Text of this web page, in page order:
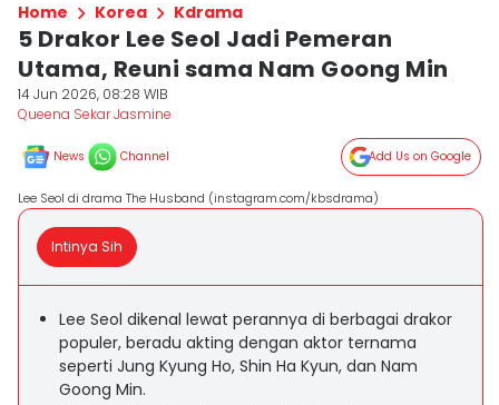
Home Korea Kdrama
5 Drakor Lee Seol Jadi Pemeran
Utama, Reuni sama Nam Goong Min
14 Jun 2026, 08:28 WIB
Queena Sekar Jasmine
News Channel Add Us on Google
Lee Seol di drama The Husband (instagram.com/kbsdrama)
Intinya Sih
Lee Seol dikenal lewat perannya di berbagai drakor
populer, beradu akting dengan aktor ternama
seperti Jung Kyung Ho, Shin Ha Kyun, dan Nam
Goong Min.